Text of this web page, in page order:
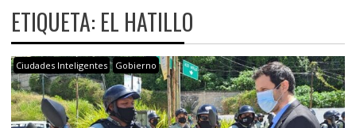
ETIQUETA: EL HATILLO
Ciudades Inteligentes Gobierno